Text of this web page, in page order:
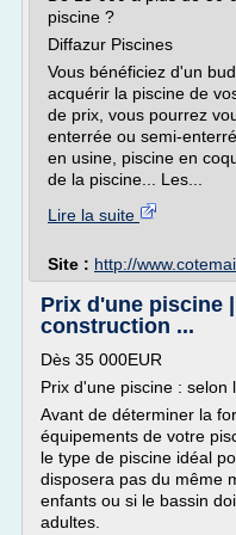
piscine ?
Diffazur Piscines
Vous bénéficiez d'un
acquérir la piscine de
de prix, vous pourrez
enterrée ou semi-
en usine, piscine en
de la piscine... Les...
Lire la suite
Site : http://
Prix d'une piscine
construction ...
Dès 35 000EUR
Prix d'une piscine : selon
Avant de déterminer la
équipements de votre
le type de piscine idéal
disposera pas du même
enfants ou si le bassin
adultes.